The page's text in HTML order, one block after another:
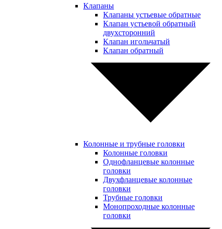
Клапаны
Клапаны устьевые обратные
Клапан устьевой обратный
двухсторонний
Клапан игольчатый
Клапан обратный
Колонные и трубные головки
Колонные головки
Однофланцевые колонные
головки
Двухфланцевые колонные
головки
Трубные головки
Монопроходные колонные
головки